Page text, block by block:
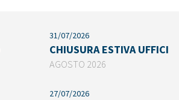
31/07/2026
CHIUSURA ESTIVA UFFICI
AGOSTO 2026
27/07/2026